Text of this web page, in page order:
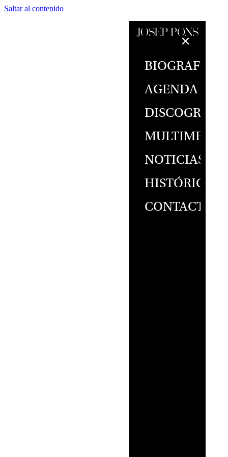
Saltar al contenido
BIOGRAFÍA
AGENDA
MULTIMEDIA
NOTICIAS
HISTÓRICO
CONTACTO